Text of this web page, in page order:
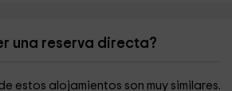
una reserva directa?
estos alojamientos son muy similares.